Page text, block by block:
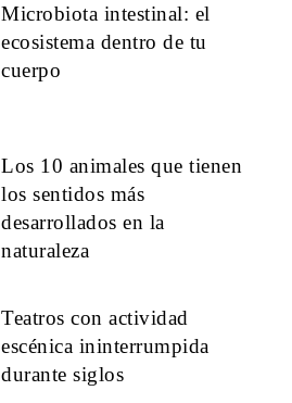
Microbiota intestinal: el
ecosistema dentro de tu
cuerpo
Los 10 animales que tienen
los sentidos más
desarrollados en la
naturaleza
Teatros con actividad
escénica ininterrumpida
durante siglos